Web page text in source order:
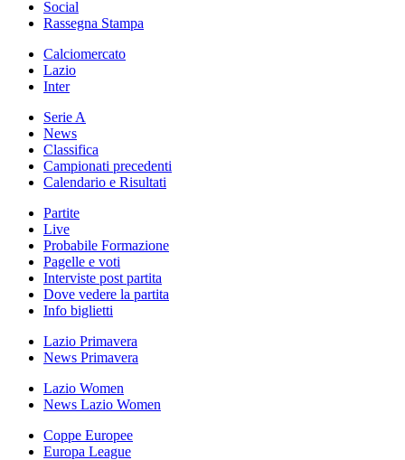
Social
Rassegna Stampa
Calciomercato
Lazio
Inter
Serie A
News
Classifica
Campionati precedenti
Calendario e Risultati
Partite
Live
Probabile Formazione
Pagelle e voti
Interviste post partita
Dove vedere la partita
Info biglietti
Lazio Primavera
News Primavera
Lazio Women
News Lazio Women
Coppe Europee
Europa League